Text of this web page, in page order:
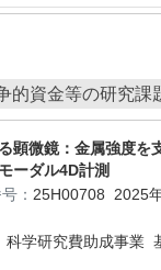
的資金等の研究課
顕微鏡：金属強度を
ーダル4D計測
： 25H00708 2025
科学研究費助成事業